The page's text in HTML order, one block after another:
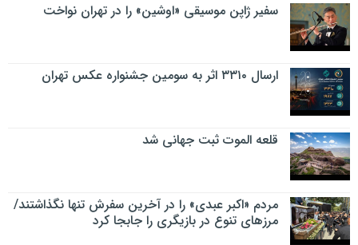
سفیر ژاپن موسیقی «اوشین» را در تهران نواخت
ارسال ۳۳۱۰ اثر به سومین جشنواره عکس تهران
قلعه الموت ثبت جهانی شد
مردم «اکبر عبدی» را در آخرین سفرش تنها نگذاشتند/
مرزهای تنوع در بازیگری را جابجا کرد